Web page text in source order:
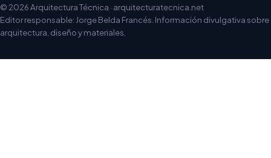
© 2026 Arquitectura Técnica · arquitecturatecnica.net
Editor responsable: Jorge Belda Francés. Información divulgativa sobre
arquitectura, diseño y materiales.